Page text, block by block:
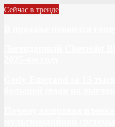
Сейчас в тренде